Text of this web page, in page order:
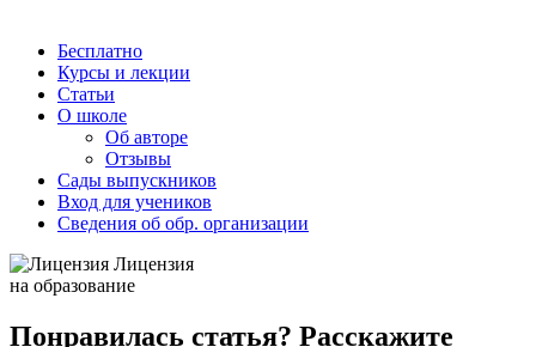
Бесплатно
Курсы и лекции
Статьи
О школе
Об авторе
Отзывы
Сады выпускников
Вход для учеников
Сведения об обр. организации
Лицензия
на образование
Понравилась статья? Расскажите